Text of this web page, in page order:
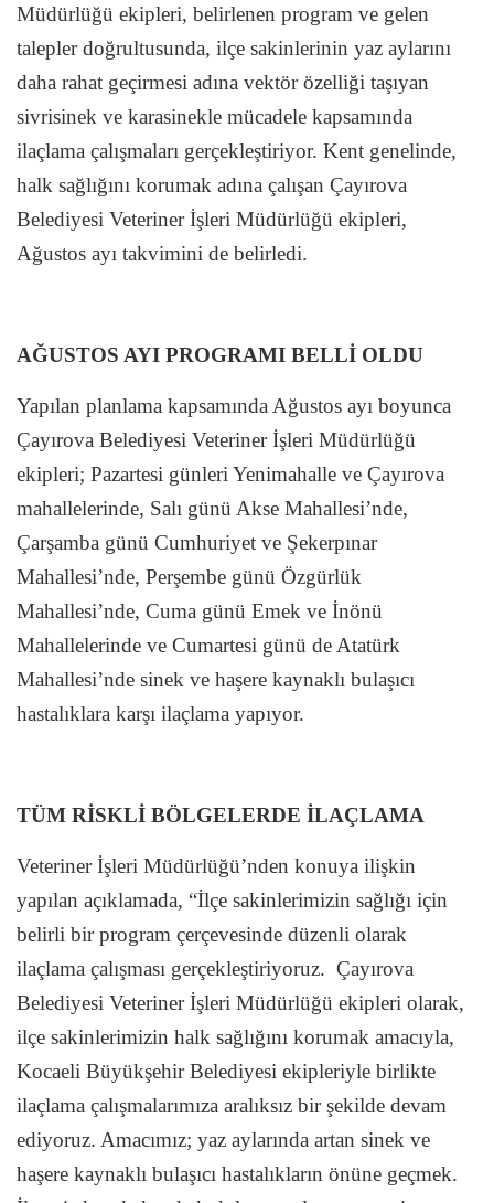
Müdürlüğü ekipleri, belirlenen program ve gelen
talepler doğrultusunda, ilçe sakinlerinin yaz aylarını
daha rahat geçirmesi adına vektör özelliği taşıyan
sivrisinek ve karasinekle mücadele kapsamında
ilaçlama çalışmaları gerçekleştiriyor. Kent genelinde,
halk sağlığını korumak adına çalışan Çayırova
Belediyesi Veteriner İşleri Müdürlüğü ekipleri,
Ağustos ayı takvimini de belirledi.
AĞUSTOS AYI PROGRAMI BELLİ OLDU
Yapılan planlama kapsamında Ağustos ayı boyunca
Çayırova Belediyesi Veteriner İşleri Müdürlüğü
ekipleri; Pazartesi günleri Yenimahalle ve Çayırova
mahallelerinde, Salı günü Akse Mahallesi’nde,
Çarşamba günü Cumhuriyet ve Şekerpınar
Mahallesi’nde, Perşembe günü Özgürlük
Mahallesi’nde, Cuma günü Emek ve İnönü
Mahallelerinde ve Cumartesi günü de Atatürk
Mahallesi’nde sinek ve haşere kaynaklı bulaşıcı
hastalıklara karşı ilaçlama yapıyor.
TÜM RİSKLİ BÖLGELERDE İLAÇLAMA
Veteriner İşleri Müdürlüğü’nden konuya ilişkin
yapılan açıklamada, “İlçe sakinlerimizin sağlığı için
belirli bir program çerçevesinde düzenli olarak
ilaçlama çalışması gerçekleştiriyoruz. Çayırova
Belediyesi Veteriner İşleri Müdürlüğü ekipleri olarak,
ilçe sakinlerimizin halk sağlığını korumak amacıyla,
Kocaeli Büyükşehir Belediyesi ekipleriyle birlikte
ilaçlama çalışmalarımıza aralıksız bir şekilde devam
ediyoruz. Amacımız; yaz aylarında artan sinek ve
haşere kaynaklı bulaşıcı hastalıkların önüne geçmek.